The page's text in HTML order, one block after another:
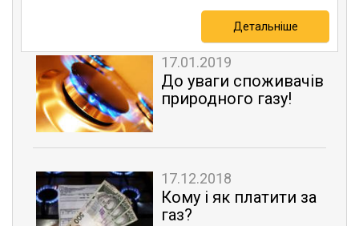
Детальніше
17.01.2019
До уваги споживачів
природного газу!
17.12.2018
Кому і як платити за
газ?